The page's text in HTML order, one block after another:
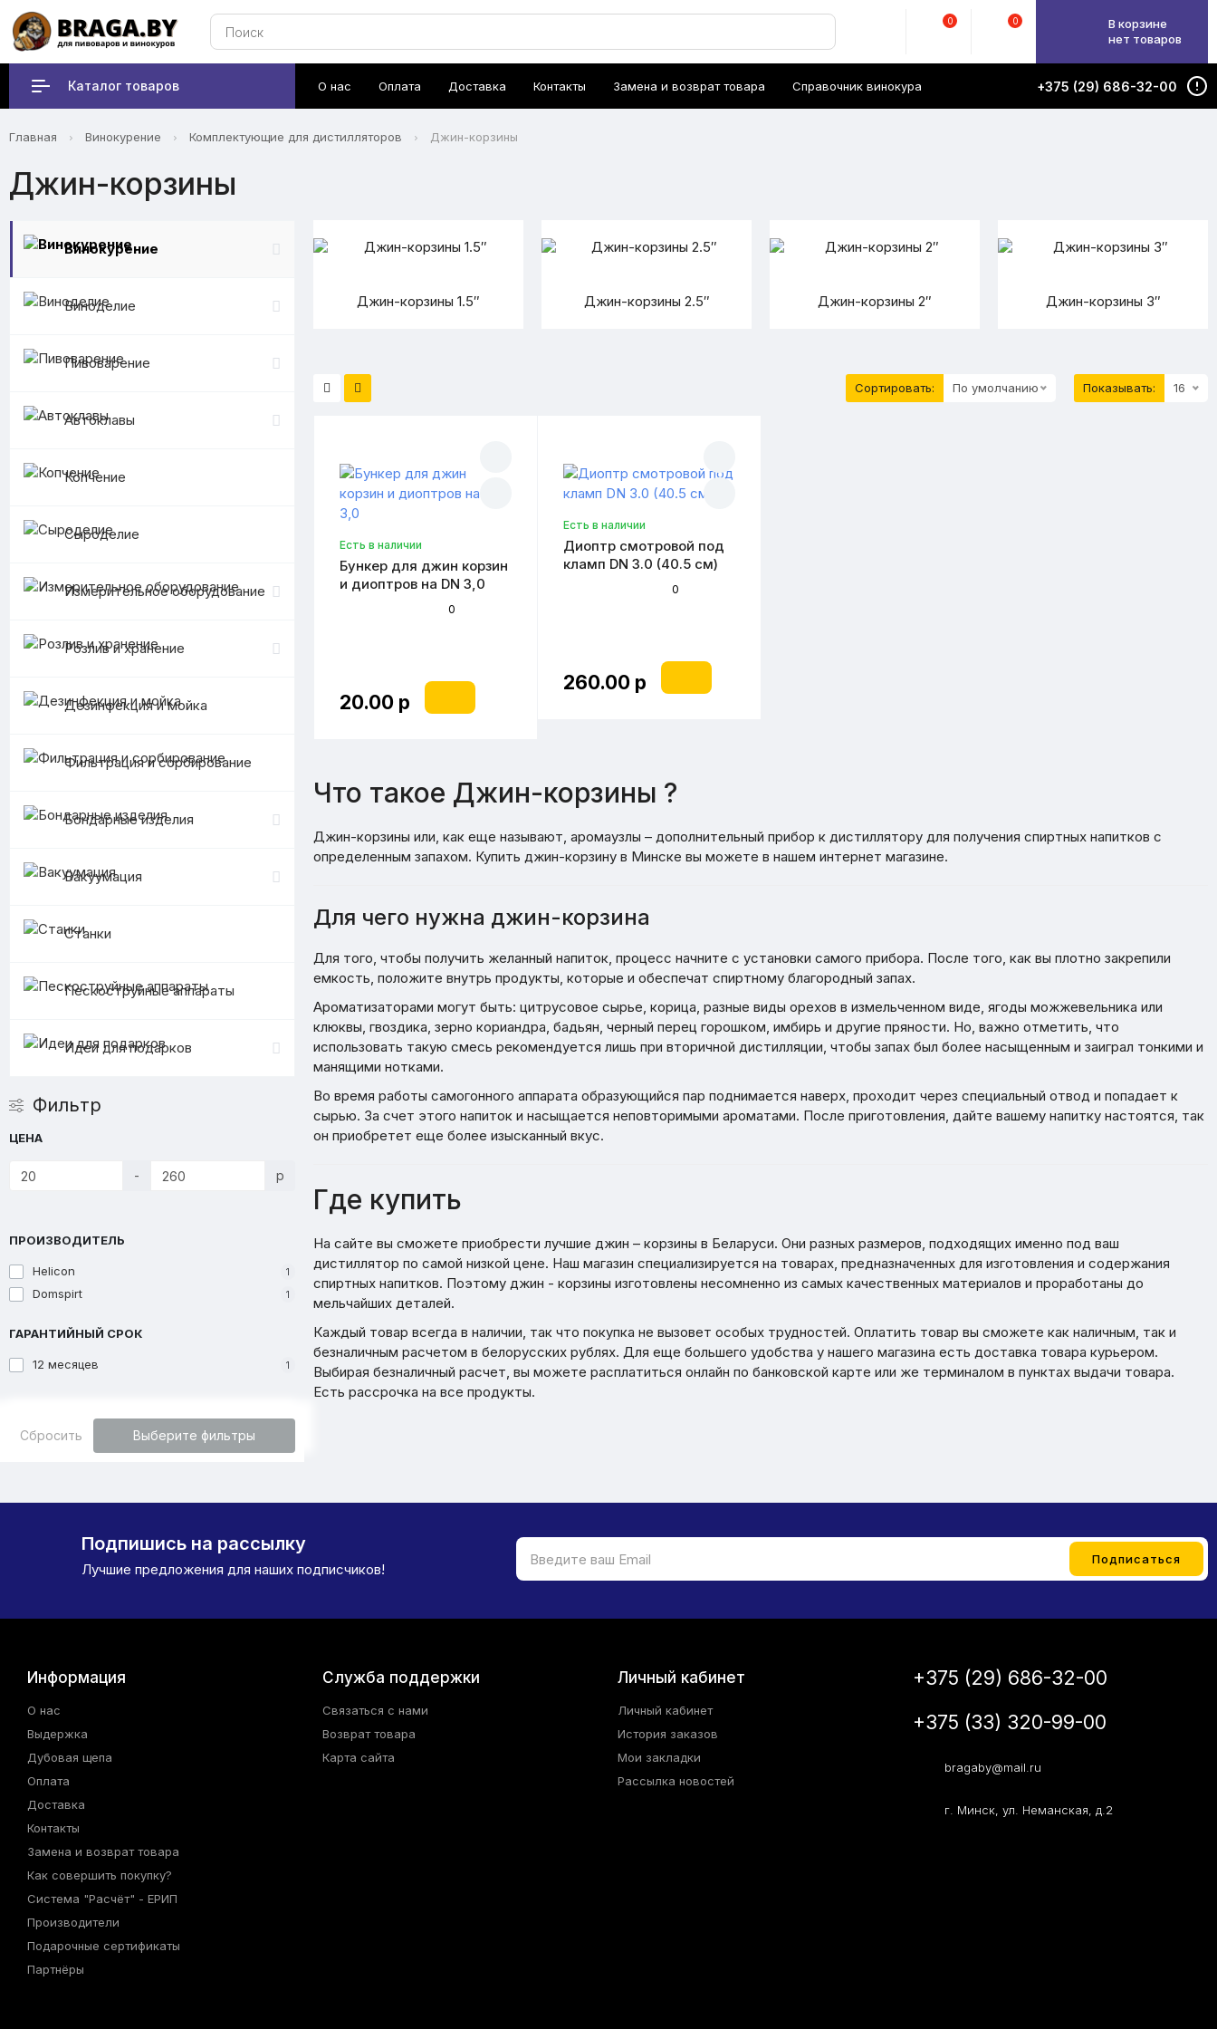
0 0
В корзине
нет товаров
Каталог товаров О нас Оплата Доставка Контакты Замена и возврат товара Справочник винокура +375 (29) 686-32-00
Главная Винокурение Комплектующие для дистилляторов Джин-корзины
Джин-корзины
Винокурение
Виноделие
Пивоварение
Автоклавы
Копчение
Сыроделие
Измерительное оборудование
Розлив и хранение
Дезинфекция и мойка
Фильтрация и сорбирование
Бондарные изделия
Вакуумация
Станки
Пескоструйные аппараты
Идеи для подарков
Фильтр
ЦЕНА
- р
ПРОИЗВОДИТЕЛЬ
Helicon 1
Domspirt 1
ГАРАНТИЙНЫЙ СРОК
12 месяцев 1
Сбросить Выберите фильтры
Джин-корзины 1.5″ Джин-корзины 2.5″ Джин-корзины 2″ Джин-корзины 3″
Сортировать: По умолчанию Показывать: 16
Есть в наличии
Бункер для джин корзин
и диоптров на DN 3,0
0
20.00 р
Есть в наличии
Диоптр смотровой под
кламп DN 3.0 (40.5 см)
0
260.00 р
Что такое Джин-корзины ?
Джин-корзины или, как еще называют, аромаузлы – дополнительный прибор к дистиллятору для получения спиртных напитков с
определенным запахом. Купить джин-корзину в Минске вы можете в нашем интернет магазине.
Для чего нужна джин-корзина
Для того, чтобы получить желанный напиток, процесс начните с установки самого прибора. После того, как вы плотно закрепили
емкость, положите внутрь продукты, которые и обеспечат спиртному благородный запах.
Ароматизаторами могут быть: цитрусовое сырье, корица, разные виды орехов в измельченном виде, ягоды можжевельника или
клюквы, гвоздика, зерно кориандра, бадьян, черный перец горошком, имбирь и другие пряности. Но, важно отметить, что
использовать такую смесь рекомендуется лишь при вторичной дистилляции, чтобы запах был более насыщенным и заиграл тонкими и
манящими нотками.
Во время работы самогонного аппарата образующийся пар поднимается наверх, проходит через специальный отвод и попадает к
сырью. За счет этого напиток и насыщается неповторимыми ароматами. После приготовления, дайте вашему напитку настоятся, так
он приобретет еще более изысканный вкус.
Где купить
На сайте вы сможете приобрести лучшие джин – корзины в Беларуси. Они разных размеров, подходящих именно под ваш
дистиллятор по самой низкой цене. Наш магазин специализируется на товарах, предназначенных для изготовления и содержания
спиртных напитков. Поэтому джин - корзины изготовлены несомненно из самых качественных материалов и проработаны до
мельчайших деталей.
Каждый товар всегда в наличии, так что покупка не вызовет особых трудностей. Оплатить товар вы сможете как наличным, так и
безналичным расчетом в белорусских рублях. Для еще большего удобства у нашего магазина есть доставка товара курьером.
Выбирая безналичный расчет, вы можете расплатиться онлайн по банковской карте или же терминалом в пунктах выдачи товара.
Есть рассрочка на все продукты.
Подпишись на рассылку
Лучшие предложения для наших подписчиков!
Информация
О нас
Выдержка
Дубовая щепа
Оплата
Доставка
Контакты
Замена и возврат товара
Как совершить покупку?
Система "Расчёт" - ЕРИП
Производители
Подарочные сертификаты
Партнёры
Служба поддержки
Связаться с нами
Возврат товара
Карта сайта
Личный кабинет
Личный кабинет
История заказов
Мои закладки
Рассылка новостей
+375 (29) 686-32-00
+375 (33) 320-99-00
bragaby@mail.ru
г. Минск, ул. Неманская, д.2